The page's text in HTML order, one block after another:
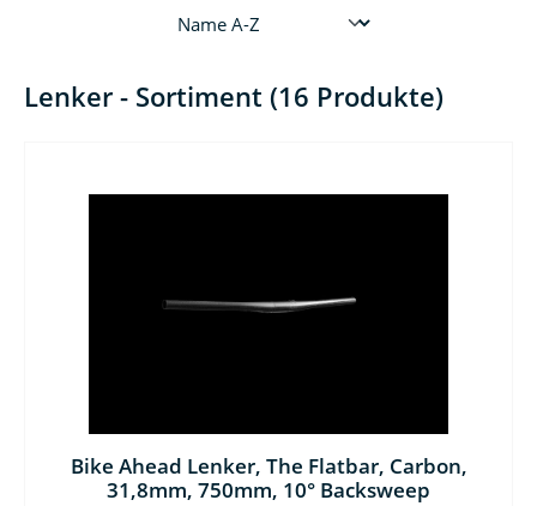
Lenker - Sortiment (16 Produkte)
Bike Ahead Lenker, The Flatbar, Carbon,
31,8mm, 750mm, 10° Backsweep